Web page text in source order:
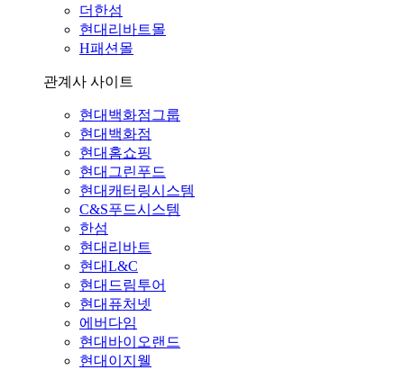
더한섬
현대리바트몰
H패션몰
관계사 사이트
현대백화점그룹
현대백화점
현대홈쇼핑
현대그린푸드
현대캐터링시스템
C&S푸드시스템
한섬
현대리바트
현대L&C
현대드림투어
현대퓨처넷
에버다임
현대바이오랜드
현대이지웰